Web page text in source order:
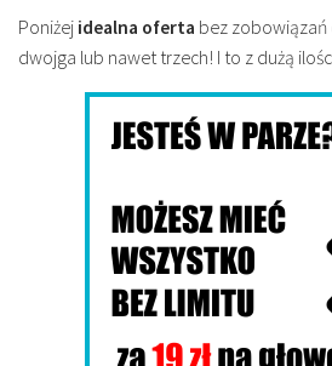
Poniżej idealna oferta bez zobowiązań
dwojga lub nawet trzech! I to z dużą